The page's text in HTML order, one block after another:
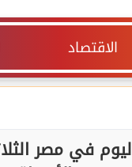
الاقتصاد